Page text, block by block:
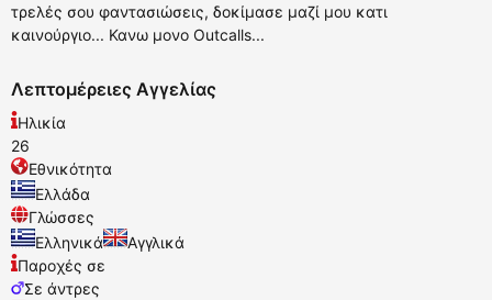
τρελές σου φαντασιώσεις, δοκίμασε μαζί μου κατι
καινούργιο... Κανω μονο Outcalls...
Λεπτομέρειες Αγγελίας
Ηλικία
26
Εθνικότητα
Ελλάδα
Γλώσσες
Ελληνικά
Αγγλικά
Παροχές σε
Σε άντρες